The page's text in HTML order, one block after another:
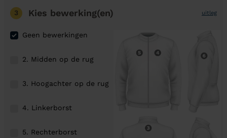
3 Kies bewerking(en) uitleg
Geen bewerkingen
2. Midden op de rug
3. Hoogachter op de rug
4. Linkerborst
5. Rechterborst